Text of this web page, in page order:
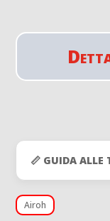
📏 GUIDA ALLE
Airoh